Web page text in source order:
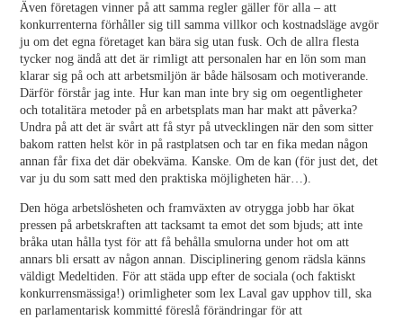
Även företagen vinner på att samma regler gäller för alla – att
konkurrenterna förhåller sig till samma villkor och kostnadsläge avgör
ju om det egna företaget kan bära sig utan fusk. Och de allra flesta
tycker nog ändå att det är rimligt att personalen har en lön som man
klarar sig på och att arbetsmiljön är både hälsosam och motiverande.
Därför förstår jag inte. Hur kan man inte bry sig om oegentligheter
och totalitära metoder på en arbetsplats man har makt att påverka?
Undra på att det är svårt att få styr på utvecklingen när den som sitter
bakom ratten helst kör in på rastplatsen och tar en fika medan någon
annan får fixa det där obekväma. Kanske. Om de kan (för just det, det
var ju du som satt med den praktiska möjligheten här…).
Den höga arbetslösheten och framväxten av otrygga jobb har ökat
pressen på arbetskraften att tacksamt ta emot det som bjuds; att inte
bråka utan hålla tyst för att få behålla smulorna under hot om att
annars bli ersatt av någon annan. Disciplinering genom rädsla känns
väldigt Medeltiden. För att städa upp efter de sociala (och faktiskt
konkurrensmässiga!) orimligheter som lex Laval gav upphov till, ska
en parlamentarisk kommitté föreslå förändringar för att